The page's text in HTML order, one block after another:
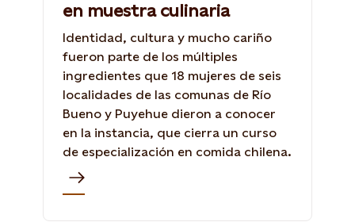
en muestra culinaria
Identidad, cultura y mucho cariño
fueron parte de los múltiples
ingredientes que 18 mujeres de seis
localidades de las comunas de Río
Bueno y Puyehue dieron a conocer
en la instancia, que cierra un curso
de especialización en comida chilena.